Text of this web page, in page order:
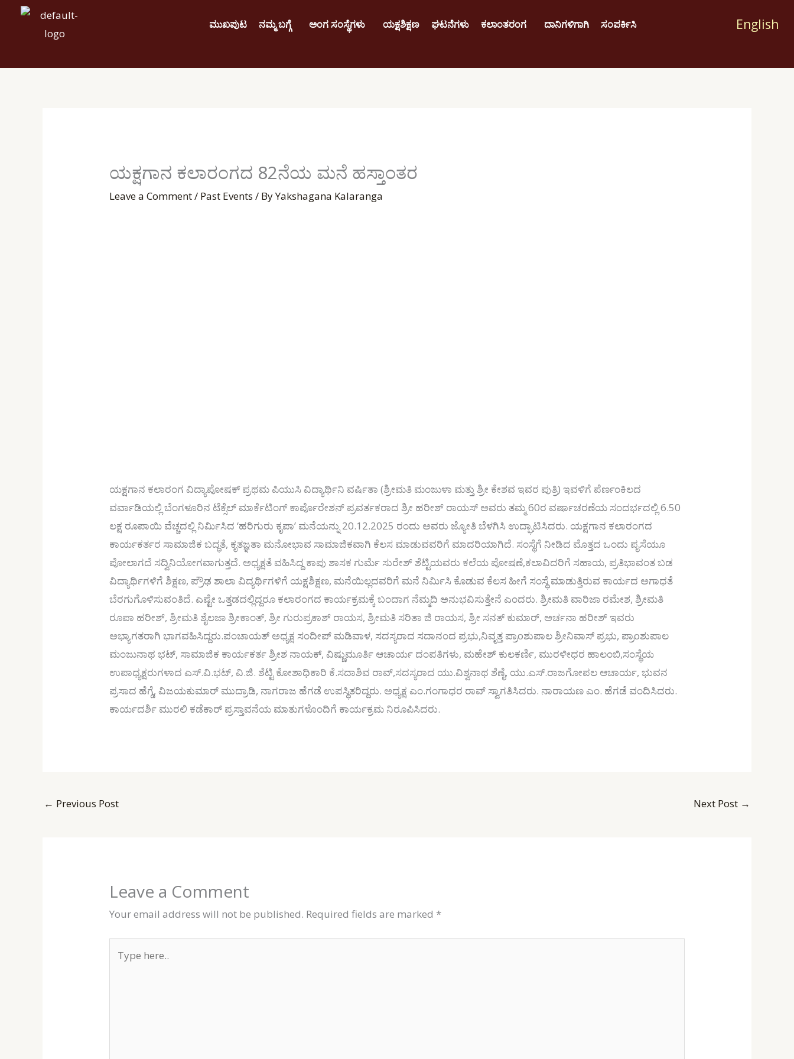
ಮುಖಪುಟ ನಮ್ಮ ಬಗ್ಗೆ ಅಂಗ ಸಂಸ್ಥೆಗಳು ಯಕ್ಷಶಿಕ್ಷಣ ಘಟನೆಗಳು ಕಲಾಂತರಂಗ ದಾನಿಗಳಿಗಾಗಿ ಸಂಪರ್ಕಿಸಿ English
ಯಕ್ಷಗಾನ ಕಲಾರಂಗದ 82ನೆಯ ಮನೆ ಹಸ್ತಾಂತರ
Leave a Comment/ Past Events / ByYakshagana Kalaranga
ಯಕ್ಷಗಾನ ಕಲಾರಂಗ ವಿದ್ಯಾಪೋಷಕ್ ಪ್ರಥಮ ಪಿಯುಸಿ ವಿದ್ಯಾರ್ಥಿನಿ ವರ್ಷಿತಾ (ಶ್ರೀಮತಿ ಮಂಜುಳಾ ಮತ್ತು ಶ್ರೀ ಕೇಶವ ಇವರ ಪುತ್ರಿ) ಇವಳಿಗೆ ಪೆರ್ಣಂಕಿಲದ
ವರ್ವಾಡಿಯಲ್ಲಿ ಬೆಂಗಳೂರಿನ ಟೆಕ್ಸೆಲ್ ಮಾರ್ಕೆಟಿಂಗ್ ಕಾರ್ಪೊರೇಶನ್ ಪ್ರವರ್ತಕರಾದ ಶ್ರೀ ಹರೀಶ್ ರಾಯಸ್ ಅವರು ತಮ್ಮ 60ರ ವರ್ಷಾಚರಣೆಯ ಸಂದರ್ಭದಲ್ಲಿ 6.50
ಲಕ್ಷ ರೂಪಾಯಿ ವೆಚ್ಚದಲ್ಲಿ ನಿರ್ಮಿಸಿದ ‘ಹರಿಗುರು ಕೃಪಾ’ ಮನೆಯನ್ನು 20.12.2025 ರಂದು ಅವರು ಜ್ಯೋತಿ ಬೆಳಗಿಸಿ ಉದ್ಘಾಟಿಸಿದರು. ಯಕ್ಷಗಾನ ಕಲಾರಂಗದ
ಕಾರ್ಯಕರ್ತರ ಸಾಮಾಜಿಕ ಬದ್ಧತೆ, ಕೃತಜ್ಞತಾ ಮನೋಭಾವ ಸಾಮಾಜಿಕವಾಗಿ ಕೆಲಸ ಮಾಡುವವರಿಗೆ ಮಾದರಿಯಾಗಿದೆ. ಸಂಸ್ಥೆಗೆ ನೀಡಿದ ಮೊತ್ತದ ಒಂದು ಪೖಸೆಯೂ
ಪೋಲಾಗದೆ ಸದ್ವಿನಿಯೋಗವಾಗುತ್ತದೆ. ಅಧ್ಯಕ್ಷತೆ ವಹಿಸಿದ್ದ ಕಾಪು ಶಾಸಕ ಗುರ್ಮೆ ಸುರೇಶ್ ಶೆಟ್ಟಿಯವರು ಕಲೆಯ ಪೋಷಣೆ,ಕಲಾವಿದರಿಗೆ ಸಹಾಯ, ಪ್ರತಿಭಾವಂತ ಬಡ
ವಿದ್ಯಾರ್ಥಿಗಳಿಗೆ ಶಿಕ್ಷಣ, ಪ್ರೌಢ ಶಾಲಾ ವಿದ್ಯರ್ಥಿಗಳಿಗೆ ಯಕ್ಷಶಿಕ್ಷಣ, ಮನೆಯಿಲ್ಲದವರಿಗೆ ಮನೆ ನಿರ್ಮಿಸಿ ಕೊಡುವ ಕೆಲಸ ಹೀಗೆ ಸಂಸ್ಥೆ ಮಾಡುತ್ತಿರುವ ಕಾರ್ಯದ ಅಗಾಧತೆ
ಬೆರಗುಗೊಳಿಸುವಂತಿದೆ. ಎಷ್ಟೇ ಒತ್ತಡದಲ್ಲಿದ್ದರೂ ಕಲಾರಂಗದ ಕಾರ್ಯಕ್ರಮಕ್ಕೆ ಬಂದಾಗ ನೆಮ್ಮದಿ ಅನುಭವಿಸುತ್ತೇನೆ ಎಂದರು. ಶ್ರೀಮತಿ ವಾರಿಜಾ ರಮೇಶ, ಶ್ರೀಮತಿ
ರೂಪಾ ಹರೀಶ್, ಶ್ರೀಮತಿ ಶೈಲಜಾ ಶ್ರೀಕಾಂತ್, ಶ್ರೀ ಗುರುಪ್ರಕಾಶ್ ರಾಯಸ, ಶ್ರೀಮತಿ ಸರಿತಾ ಜಿ ರಾಯಸ, ಶ್ರೀ ಸನತ್ ಕುಮಾರ್, ಅರ್ಚನಾ ಹರೀಶ್ ಇವರು
ಅಭ್ಯಾಗತರಾಗಿ ಭಾಗವಹಿಸಿದ್ದರು.ಪಂಚಾಯತ್ ಅಧ್ಯಕ್ಷ ಸಂದೀಪ್ ಮಡಿವಾಳ, ಸದಸ್ಯರಾದ ಸದಾನಂದ ಪ್ರಭು,ನಿವೃತ್ತ ಪ್ರಾoಶುಪಾಲ ಶ್ರೀನಿವಾಸ್ ಪ್ರಭು, ಪ್ರಾoಶುಪಾಲ
ಮಂಜುನಾಥ ಭಟ್, ಸಾಮಾಜಿಕ ಕಾರ್ಯಕರ್ತ ಶ್ರೀಶ ನಾಯಕ್, ವಿಷ್ಣುಮೂರ್ತಿ ಆಚಾರ್ಯ ದಂಪತಿಗಳು, ಮಹೇಶ್ ಕುಲಕರ್ಣಿ, ಮುರಳೀಧರ ಹಾಲಂಬಿ,ಸಂಸ್ಥೆಯ
ಉಪಾಧ್ಯಕ್ಷರುಗಳಾದ ಎಸ್.ವಿ.ಭಟ್, ವಿ.ಜಿ. ಶೆಟ್ಟಿ ಕೋಶಾಧಿಕಾರಿ ಕೆ.ಸದಾಶಿವ ರಾವ್,ಸದಸ್ಯರಾದ ಯು.ವಿಶ್ವನಾಥ ಶೆಣೈ, ಯು.ಎಸ್.ರಾಜಗೋಪಲ ಆಚಾರ್ಯ, ಭುವನ
ಪ್ರಸಾದ ಹೆಗ್ಡೆ, ವಿಜಯಕುಮಾರ್ ಮುದ್ರಾಡಿ, ನಾಗರಾಜ ಹೆಗಡೆ ಉಪಸ್ಥಿತರಿದ್ದರು. ಅಧ್ಯಕ್ಷ ಎಂ.ಗಂಗಾಧರ ರಾವ್ ಸ್ವಾಗತಿಸಿದರು. ನಾರಾಯಣ ಎಂ. ಹೆಗಡೆ ವಂದಿಸಿದರು.
ಕಾರ್ಯದರ್ಶಿ ಮುರಲಿ ಕಡೆಕಾರ್ ಪ್ರಸ್ತಾವನೆಯ ಮಾತುಗಳೊಂದಿಗೆ ಕಾರ್ಯಕ್ರಮ ನಿರೂಪಿಸಿದರು.
← Previous Post Next Post →
Leave a Comment
Your email address will not be published. Required fields are marked *
here..